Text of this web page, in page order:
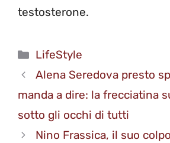
testosterone.
Categorie
LifeStyle
Alena Seredova presto
manda a dire: la frecciatina
sotto gli occhi di tutti
Nino Frassica, il suo